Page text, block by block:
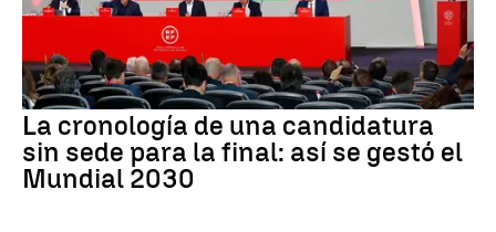
La cronología de una candidatura
sin sede para la final: así se gestó el
Mundial 2030